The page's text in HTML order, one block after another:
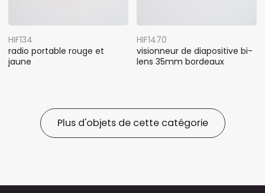
HIF134
radio portable rouge et
jaune
HIF1470
visionneur de diapositive bi-
lens 35mm bordeaux
Plus d'objets de cette catégorie